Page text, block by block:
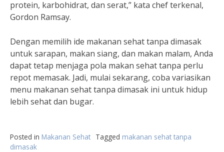
protein, karbohidrat, dan serat,” kata chef terkenal,
Gordon Ramsay.
Dengan memilih ide makanan sehat tanpa dimasak
untuk sarapan, makan siang, dan makan malam, Anda
dapat tetap menjaga pola makan sehat tanpa perlu
repot memasak. Jadi, mulai sekarang, coba variasikan
menu makanan sehat tanpa dimasak ini untuk hidup
lebih sehat dan bugar.
Posted in Makanan Sehat Tagged makanan sehat tanpa
dimasak